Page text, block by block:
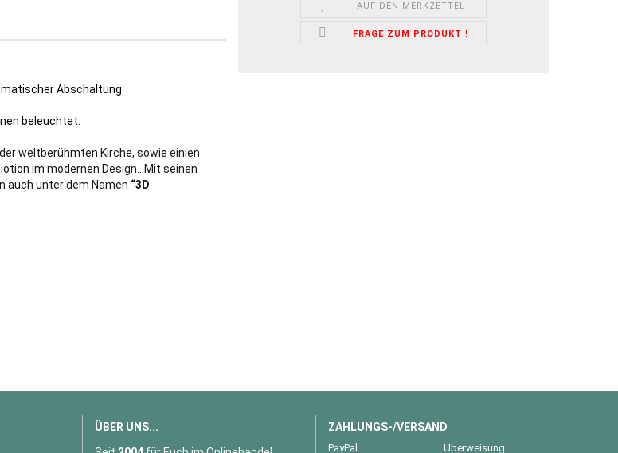
AUF DEN MERKZETTEL
FRAGE ZUM PRODUKT !
Abschaltung
beleuchtet.
weltberühmten Kirche, sowie einien
im modernen Design.. Mit seinen
auch unter dem Namen “3D
ÜBER UNS...
ZAHLUNGS-/VERSAND
PayPal Überweisung